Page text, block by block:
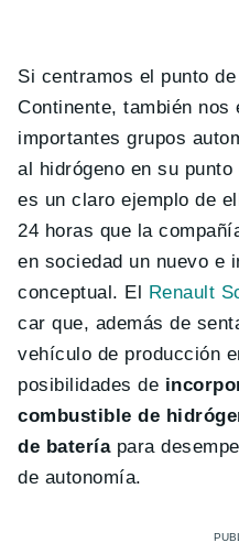
Si centramos el punto
Continente, también nos
importantes grupos
al hidrógeno en su
es un claro ejemplo de
24 horas que la
en sociedad un nuevo e
conceptual. El
Renault
car que, además de
vehículo de producción
posibilidades de
combustible de
de batería para
de autonomía.